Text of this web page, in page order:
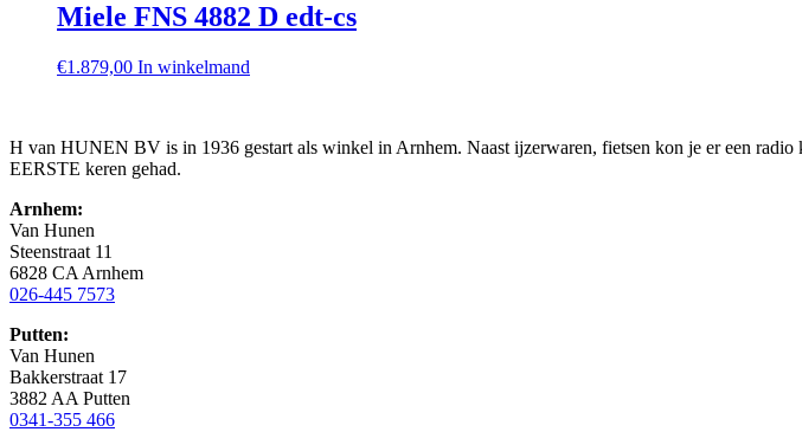
Miele FNS 4882 D edt-cs
€1.879,00 In winkelmand
H van HUNEN BV is in 1936 gestart als winkel in Arnhem. Naast ijzerwaren, fietsen kon je er een
EERSTE keren gehad.
Arnhem:
Van Hunen
Steenstraat 11
6828 CA Arnhem
026-445 7573
Putten:
Van Hunen
Bakkerstraat 17
3882 AA Putten
0341-355 466